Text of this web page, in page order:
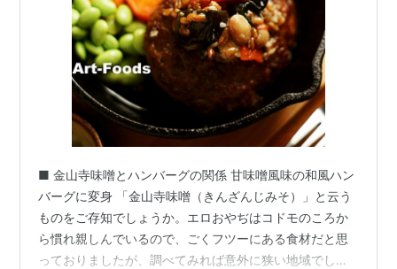
■ 金山寺味噌とハンバーグの関係 甘味噌風味の和風ハン
バーグに変身 「金山寺味噌（きんざんじみそ）」と云う
ものをご存知でしょうか。エロおやぢはコドモのころか
ら慣れ親しんでいるので、ごくフツーにある食材だと思
っておりましたが、調べてみれば意外に狭い地域でしか